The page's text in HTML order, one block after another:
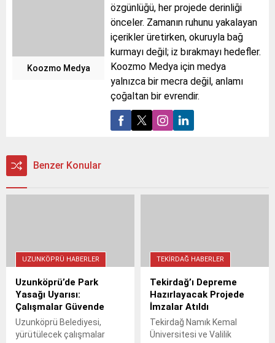
Koozmo Medya
özgünlüğü, her projede derinliği
önceler. Zamanın ruhunu yakalayan
içerikler üretirken, okuruyla bağ
kurmayı değil; iz bırakmayı hedefler.
Koozmo Medya için medya
yalnızca bir mecra değil, anlamı
çoğaltan bir evrendir.
Benzer Konular
UZUNKÖPRÜ HABERLER
Uzunköprü’de Park
Yasağı Uyarısı:
Çalışmalar Güvende
Uzunköprü Belediyesi,
yürütülecek çalışmalar
TEKIRDAĞ HABERLER
Tekirdağ’ı Depreme
Hazırlayacak Projede
İmzalar Atıldı
Tekirdağ Namık Kemal
Üniversitesi ve Valilik